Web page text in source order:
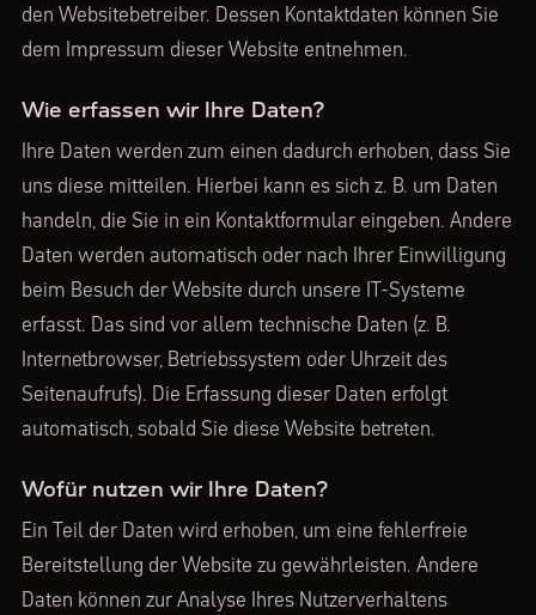
den Websitebetreiber. Dessen Kontaktdaten können Sie
dem Impressum dieser Website entnehmen.
Wie erfassen wir Ihre Daten?
Ihre Daten werden zum einen dadurch erhoben, dass Sie
uns diese mitteilen. Hierbei kann es sich z. B. um Daten
handeln, die Sie in ein Kontaktformular eingeben. Andere
Daten werden automatisch oder nach Ihrer Einwilligung
beim Besuch der Website durch unsere IT-Systeme
erfasst. Das sind vor allem technische Daten (z. B.
Internetbrowser, Betriebssystem oder Uhrzeit des
Seitenaufrufs). Die Erfassung dieser Daten erfolgt
automatisch, sobald Sie diese Website betreten.
Wofür nutzen wir Ihre Daten?
Ein Teil der Daten wird erhoben, um eine fehlerfreie
Bereitstellung der Website zu gewährleisten. Andere
Daten können zur Analyse Ihres Nutzerverhaltens